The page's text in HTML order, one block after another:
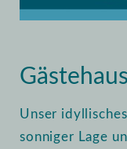
Unser
sonniger Lage